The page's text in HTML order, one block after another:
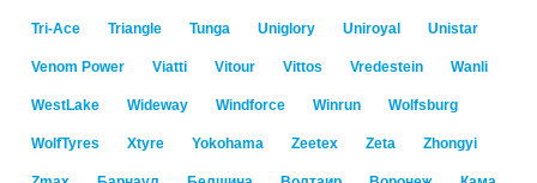
Tri-Ace Triangle Tunga Uniglory Uniroyal Unistar
Venom Power Viatti Vitour Vittos Vredestein Wanli
WestLake Wideway Windforce Winrun Wolfsburg
WolfTyres Xtyre Yokohama Zeetex Zeta Zhongyi